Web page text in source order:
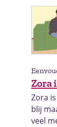
Zora
Zora
blij
veel